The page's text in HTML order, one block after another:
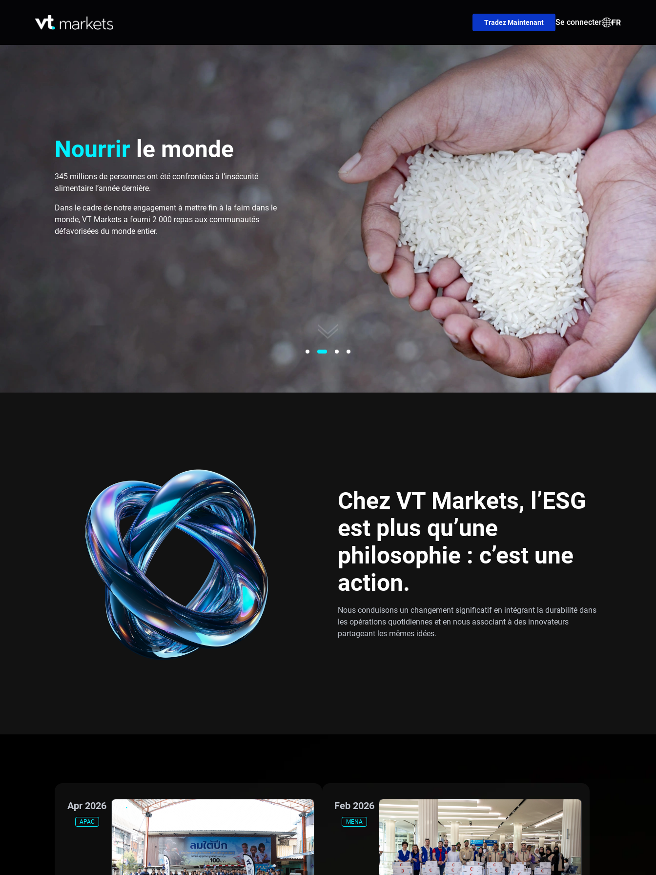
Tradez Maintenant Se connecter FR
Nourrir le monde
345 millions de personnes ont été confrontées à l’insécurité
alimentaire l’année dernière.
Dans le cadre de notre engagement à mettre fin à la faim dans le
monde, VT Markets a fourni 2 000 repas aux communautés
défavorisées du monde entier.
Chez VT Markets, l’ESG
est plus qu’une
philosophie : c’est une
action.
Nous conduisons un changement significatif en intégrant la durabilité dans
les opérations quotidiennes et en nous associant à des innovateurs
partageant les mêmes idées.
Apr 2026
APAC
Feb 2026
MENA